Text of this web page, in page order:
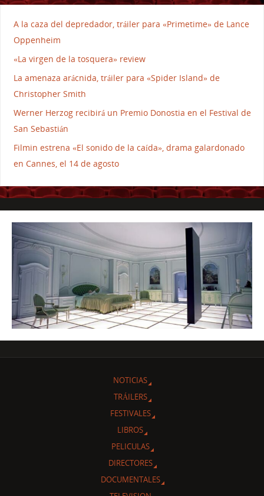
A la caza del depredador, tráiler para «Primetime» de Lance
Oppenheim
«La virgen de la tosquera» review
La amenaza arácnida, tráiler para «Spider Island» de
Christopher Smith
Werner Herzog recibirá un Premio Donostia en el Festival de
San Sebastián
Filmin estrena «El sonido de la caída», drama galardonado
en Cannes, el 14 de agosto
NOTICIAS
TRÁILERS
FESTIVALES
LIBROS
PELICULAS
DIRECTORES
DOCUMENTALES